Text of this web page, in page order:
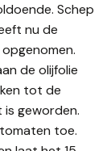
Schep
nu de
de olijfolie
tot de
is geworden.
toe.